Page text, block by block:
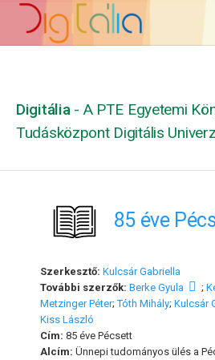
Digitália - A PTE Egyetemi
Tudásközpont Digitális
85 éve
Szerkesztő: Kulcsár Gabriella
További szerzők: Berke Gyula ;
Metzinger Péter;Tóth Mihály; Kulcsár
Kiss László
Cím: 85 éve Pécsett
Alcím: Ünnepi tudományos ülés a